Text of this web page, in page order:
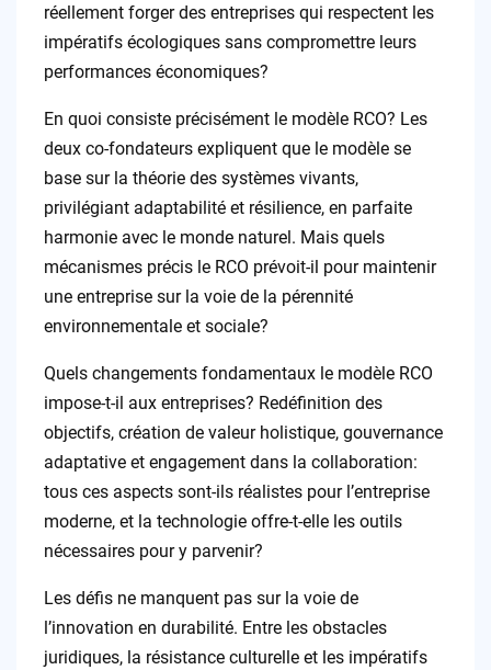
réellement forger des entreprises qui respectent les
impératifs écologiques sans compromettre leurs
performances économiques?
En quoi consiste précisément le modèle RCO? Les
deux co-fondateurs expliquent que le modèle se
base sur la théorie des systèmes vivants,
privilégiant adaptabilité et résilience, en parfaite
harmonie avec le monde naturel. Mais quels
mécanismes précis le RCO prévoit-il pour maintenir
une entreprise sur la voie de la pérennité
environnementale et sociale?
Quels changements fondamentaux le modèle RCO
impose-t-il aux entreprises? Redéfinition des
objectifs, création de valeur holistique, gouvernance
adaptative et engagement dans la collaboration:
tous ces aspects sont-ils réalistes pour l’entreprise
moderne, et la technologie offre-t-elle les outils
nécessaires pour y parvenir?
Les défis ne manquent pas sur la voie de
l’innovation en durabilité. Entre les obstacles
juridiques, la résistance culturelle et les impératifs